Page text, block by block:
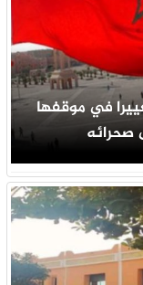
في موقفها
صحرائه